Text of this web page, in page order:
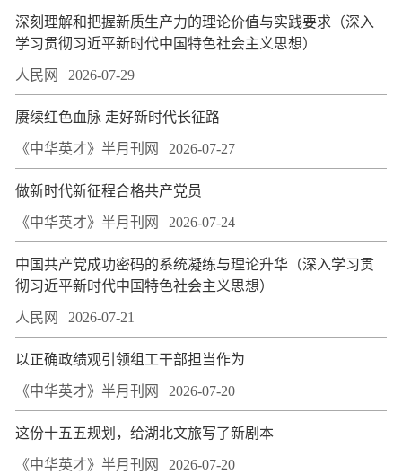
深刻理解和把握新质生产力的理论价值与实践要求（深入
学习贯彻习近平新时代中国特色社会主义思想）
人民网 2026-07-29
赓续红色血脉 走好新时代长征路
《中华英才》半月刊网 2026-07-27
做新时代新征程合格共产党员
《中华英才》半月刊网 2026-07-24
中国共产党成功密码的系统凝练与理论升华（深入学习贯
彻习近平新时代中国特色社会主义思想）
人民网 2026-07-21
以正确政绩观引领组工干部担当作为
《中华英才》半月刊网 2026-07-20
这份十五五规划，给湖北文旅写了新剧本
《中华英才》半月刊网 2026-07-20